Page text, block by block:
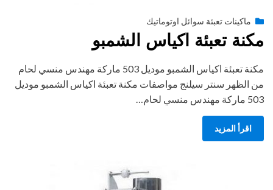
byengmansyPostedأغسطس 27, 2020
ماكينات تعبئة سوائل اوتوماتيك
مكنة تعبئة اكياس الشمبو
مكنة تعبئة اكياس الشمبو موديل 503 ماركة مهندس منسي لحام
من الظهر سنتر سيلنج مواصفات مكنة تعبئة اكياس الشمبو موديل
503 ماركة مهندس منسي لحام…
اقرأ المزيد